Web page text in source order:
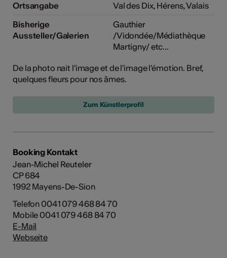
Ortsangabe
Val des Dix, Hérens, Valais
Bisherige
Aussteller/Galerien
Gauthier
/Vidondée/Médiathèque
Martigny/ etc...
De la photo nait l'image et de l'image l'émotion. Bref,
quelques fleurs pour nos âmes.
Zum Künstlerprofil
Booking Kontakt
Jean-Michel Reuteler
CP 684
1992 Mayens-De-Sion
Telefon 0041 079 468 84 70
Mobile 0041 079 468 84 70
E-Mail
Webseite